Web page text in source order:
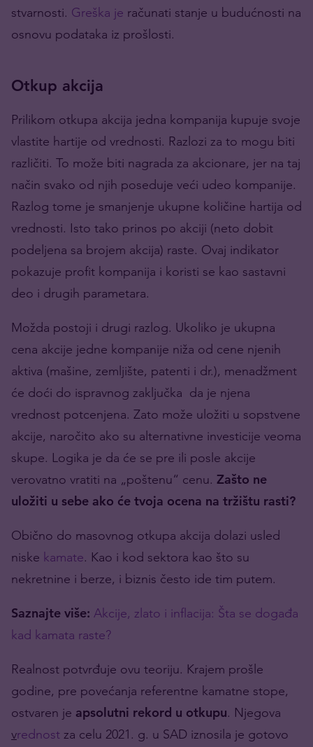
stvarnosti. Greška je računati stanje u budućnosti na
osnovu podataka iz prošlosti.
Otkup akcija
Prilikom otkupa akcija jedna kompanija kupuje svoje
vlastite hartije od vrednosti. Razlozi za to mogu biti
različiti. To može biti nagrada za akcionare, jer na taj
način svako od njih poseduje veći udeo kompanije.
Razlog tome je smanjenje ukupne količine hartija od
vrednosti. Isto tako prinos po akciji (neto dobit
podeljena sa brojem akcija) raste. Ovaj indikator
pokazuje profit kompanija i koristi se kao sastavni
deo i drugih parametara.
Možda postoji i drugi razlog. Ukoliko je ukupna
cena akcije jedne kompanije niža od cene njenih
aktiva (mašine, zemljište, patenti i dr.), menadžment
će doći do ispravnog zaključka da je njena
vrednost potcenjena. Zato može uložiti u sopstvene
akcije, naročito ako su alternativne investicije veoma
skupe. Logika je da će se pre ili posle akcije
verovatno vratiti na „poštenu“ cenu. Zašto ne
uložiti u sebe ako će tvoja ocena na tržištu rasti?
Obično do masovnog otkupa akcija dolazi usled
niske kamate. Kao i kod sektora kao što su
nekretnine i berze, i biznis često ide tim putem.
Saznajte više: Akcije, zlato i inflacija: Šta se događa
kad kamata raste?
Realnost potvrđuje ovu teoriju. Krajem prošle
godine, pre povećanja referentne kamatne stope,
ostvaren je apsolutni rekord u otkupu. Njegova
vrednost za celu 2021. g. u SAD iznosila je gotovo